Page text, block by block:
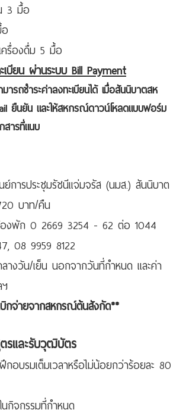
3 มื้อ
ครื่องดื่ม 5 มื้อ
เบียน ผ่านระบบ Bill Payment
รถชำระค่าลงทะเบียนได้ เมื่อสันนิบาตสห
ยืนยัน และให้สหกรณ์ดาวน์โหลดแบบฟอร์ม
สารที่แนบ
ารประชุมรัชนีแจ่มจรัส (นมส.) สันนิบาต
บาท/คืน
งพัก 0 2669 3254 - 62 ต่อ 1044
08 9959 8122
างวัน/เย็น นอกจากวันที่กำหนด และค่า
กจ่ายจากสหกรณ์ต้นสังกัด**
รและรับวุฒิบัตร
กอบรมเต็มเวลาหรือไม่น้อยกว่าร้อยละ 80
นกิจกรรมที่กำหนด